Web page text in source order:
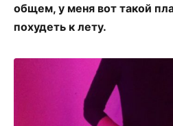
общем, у меня вот такой
похудеть к лету.